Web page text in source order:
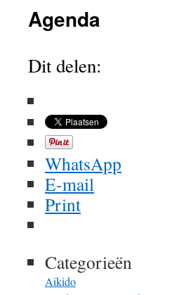
Agenda
Dit delen:
WhatsApp
E-mail
Print
Categorieën
Aikido